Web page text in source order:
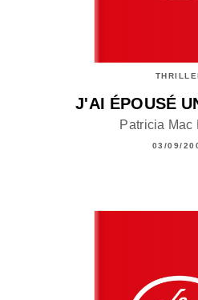
J'AI ÉPOUSÉ
Patricia Mac
03/09/